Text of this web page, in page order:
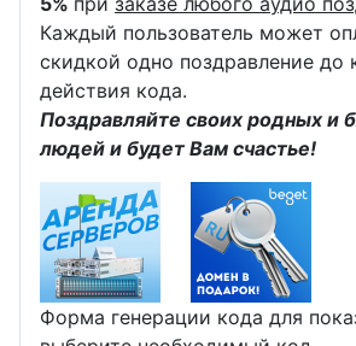
Каждый пользователь может
скидкой одно поздравление до
действия кода.
Поздравляйте своих родных и
людей и будет Вам счастье!
Форма генерации кода для